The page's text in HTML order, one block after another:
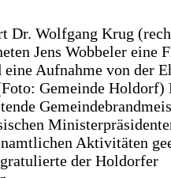
Dr. Wolfgang Krug
Jens Wobbeler eine
Aufnahme von der
Gemeinde Holdorf)
Aktivitäten
der Holdorfer